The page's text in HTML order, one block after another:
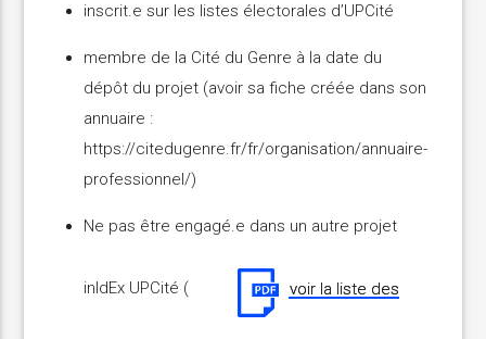
inscrit.e sur les listes électorales d’UPCité
membre de la Cité du Genre à la date du
dépôt du projet (avoir sa fiche créée dans son
annuaire :
https://citedugenre.fr/fr/organisation/annuaire-
professionnel/)
Ne pas être engagé.e dans un autre projet
inIdEx UPCité ( voir la liste des